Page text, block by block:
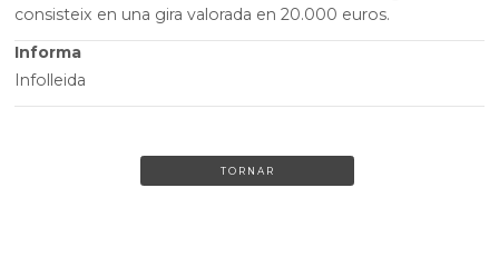
consisteix en una gira valorada en 20.000 euros.
Informa
Infolleida
TORNAR